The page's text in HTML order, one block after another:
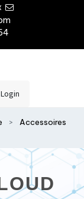
Login
Accessoires